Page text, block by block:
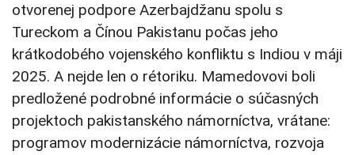
otvorenej podpore Azerbajdžanu spolu s
Tureckom a Čínou Pakistanu počas jeho
krátkodobého vojenského konfliktu s Indiou v máji
2025. A nejde len o rétoriku. Mamedovovi boli
predložené podrobné informácie o súčasných
projektoch pakistanského námorníctva, vrátane:
programov modernizácie námorníctva, rozvoja